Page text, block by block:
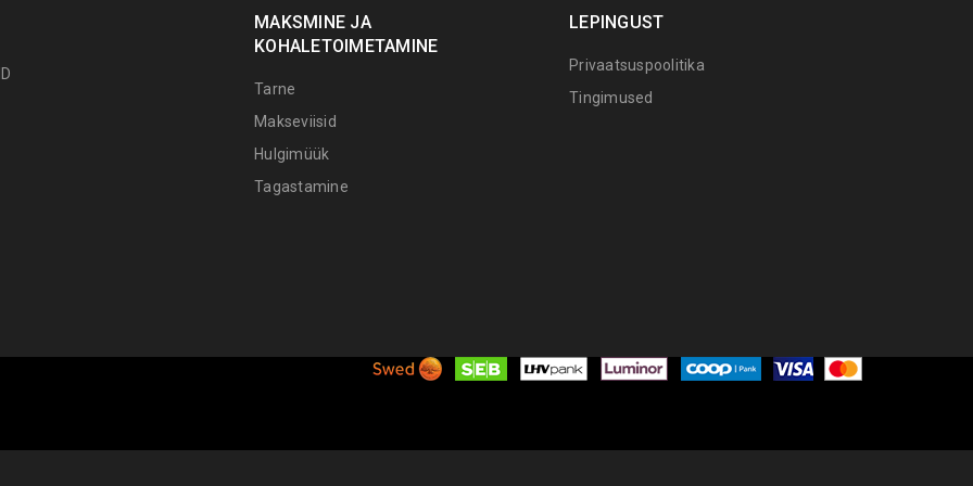
MAKSMINE JA
KOHALETOIMETAMINE
Tarne
Makseviisid
Hulgimüük
Tagastamine
LEPINGUST
Privaatsuspoolitika
Tingimused